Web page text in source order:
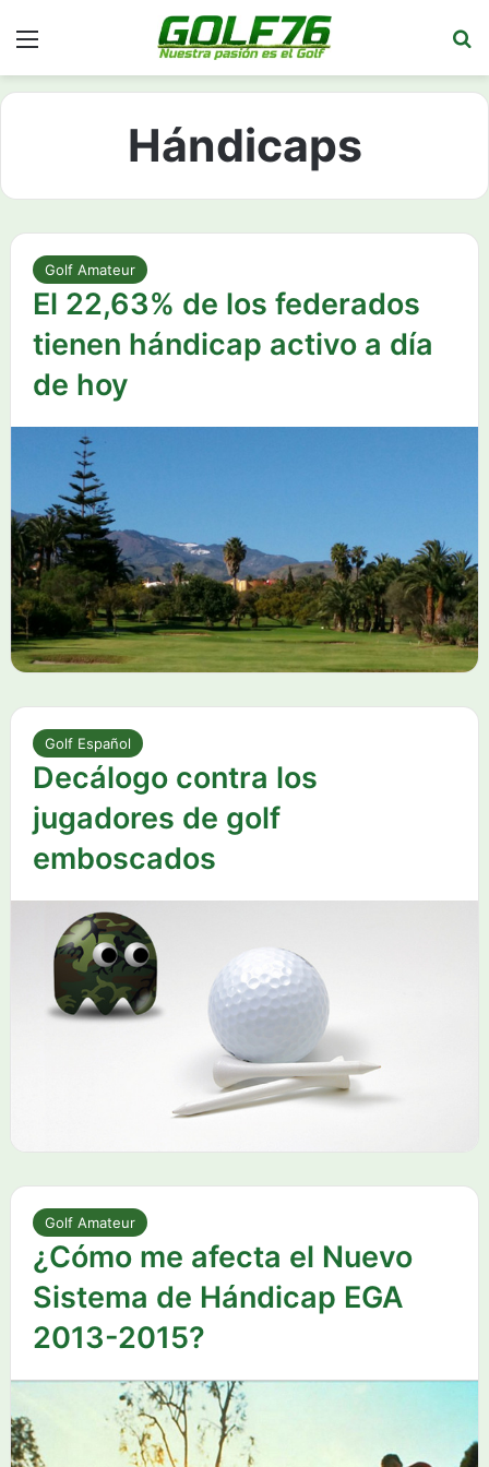
Hándicaps
Golf Amateur
El 22,63% de los federados
tienen hándicap activo a día
de hoy
Golf Español
Decálogo contra los
jugadores de golf
emboscados
Golf Amateur
¿Cómo me afecta el Nuevo
Sistema de Hándicap EGA
2013-2015?